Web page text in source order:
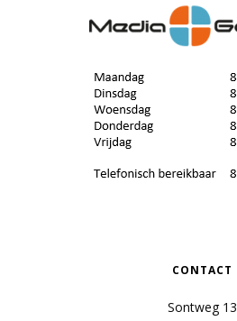
CONTACT
Sontweg 13